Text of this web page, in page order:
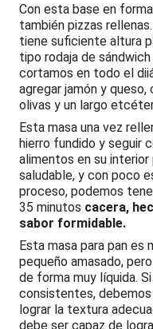
Con esta base en
también pizzas
tiene suficiente altura
tipo rodaja de
cortamos en todo el
agregar jamón y
olivas y un largo
Esta masa una vez
hierro fundido y seguir
alimentos en su interior
saludable, y con poco
proceso, podemos
35 minutos cacera,
sabor formidable.
Esta masa para pan es
pequeño amasado,
de forma muy líquida.
consistentes, debemos
lograr la textura
debe ser capaz de